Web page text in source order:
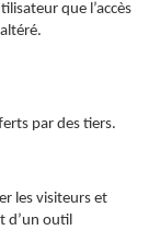
que l’accès
par des tiers.
les visiteurs et
d’un outil